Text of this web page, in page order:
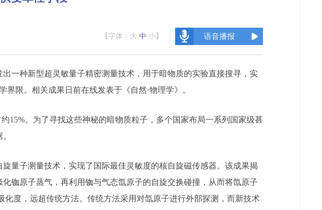
【字体： 大 中 小 】 语音播报
种新型超灵敏量子精密测量技术，用于暗物质的实验直接搜寻，实
限。相关成果日前在线发表于《自然·物理学》。
。为了寻找这些神秘的暗物质粒子，多个国家布局一系列国家级甚
子测量技术，实现了国际最佳灵敏度的核自旋磁传感器。该成果揭
铷原子蒸气，再利用铷与气态氙原子的自旋交换碰撞，从而将氙原子
度，远超传统方法。传统方法采用对氙原子进行外部探测，而新技术